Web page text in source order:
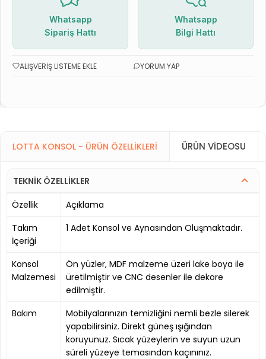
Whatsapp
Sipariş Hattı
Whatsapp
Bilgi Hattı
ALIŞVERIŞ LISTEME EKLE YORUM YAP
LOTTA KONSOL - ÜRÜN ÖZELLIKLERI ÜRÜN VIDEOSU
TEKNİK ÖZELLİKLER
Özellik
Açıklama
Takım
İçeriği
1 Adet Konsol ve Aynasından Oluşmaktadır.
Konsol
Malzemesi
Ön yüzler, MDF malzeme üzeri lake boya ile
üretilmiştir ve CNC desenler ile dekore
edilmiştir.
Bakım
Mobilyalarınızın temizliğini nemli bezle silerek
yapabilirsiniz. Direkt güneş ışığından
koruyunuz. Sıcak yüzeylerin ve suyun uzun
süreli yüzeye temasından kaçınınız.